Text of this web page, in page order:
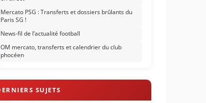
Mercato PSG : Transferts et dossiers brûlants du
Paris SG !
News-fil de l’actualité football
OM mercato, transferts et calendrier du club
phocéen